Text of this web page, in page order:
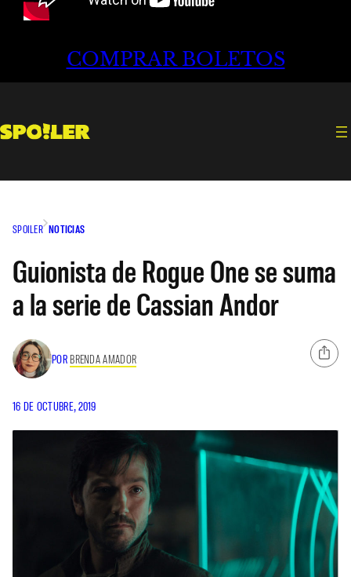
COMPRAR BOLETOS
SPOILER NOTICIAS
Guionista de Rogue One se suma
a la serie de Cassian Andor
POR BRENDA AMADOR
16 DE OCTUBRE, 2019